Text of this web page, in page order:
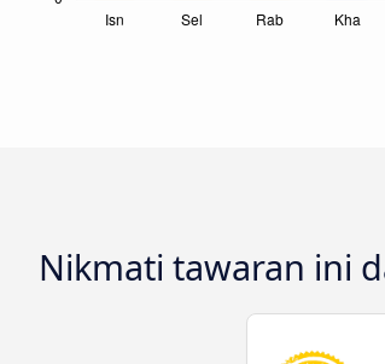
Nikmati tawaran ini